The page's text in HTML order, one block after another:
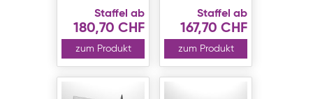
Staffel ab
180,70 CHF
zum Produkt
Staffel ab
167,70 CHF
zum Produkt